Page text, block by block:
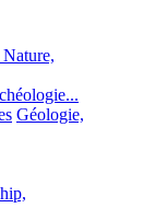
Géologie,